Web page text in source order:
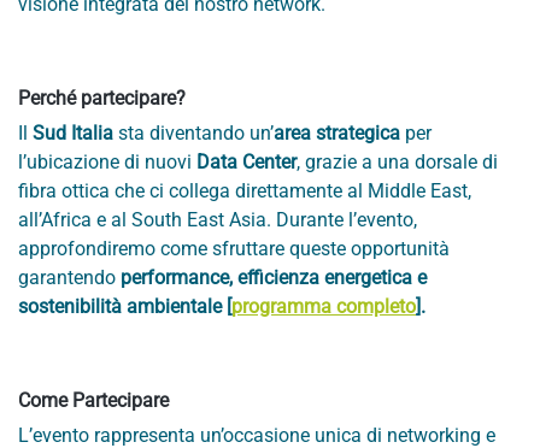
Perché partecipare?
Il Sud Italia sta diventando un’area strategica per
l’ubicazione di nuovi Data Center, grazie a una dorsale di
fibra ottica che ci collega direttamente al Middle East,
all’Africa e al South East Asia. Durante l’evento,
approfondiremo come sfruttare queste opportunità
garantendo performance, efficienza energetica e
sostenibilità ambientale [programma completo].
Come Partecipare
L’evento rappresenta un’occasione unica di networking e